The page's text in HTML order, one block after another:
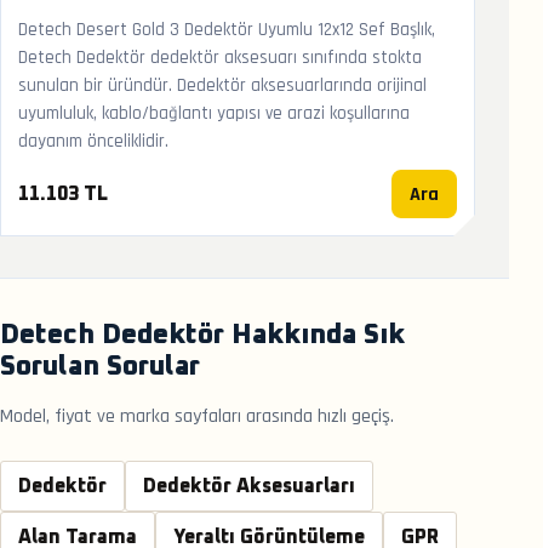
Detech Desert Gold 3 Dedektör Uyumlu 12x12 Sef Başlık,
Detech Dedektör dedektör aksesuarı sınıfında stokta
sunulan bir üründür. Dedektör aksesuarlarında orijinal
uyumluluk, kablo/bağlantı yapısı ve arazi koşullarına
dayanım önceliklidir.
11.103 TL Ara
Detech Dedektör Hakkında Sık
Sorulan Sorular
Model, fiyat ve marka sayfaları arasında hızlı geçiş.
Dedektör Dedektör Aksesuarları
Alan Tarama Yeraltı Görüntüleme GPR